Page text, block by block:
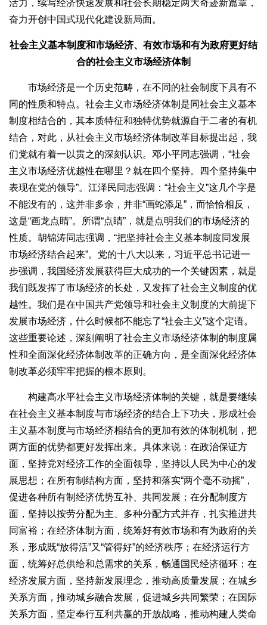
活力，续写经济快速发展和社会长期稳定两大奇迹新篇章，
奋力开创中国式现代化建设新局面。
社会主义基本制度和市场经济、有效市场和有为政府更好结
合的社会主义市场经济体制
市场经济是一个历史范畴，在不同的社会制度下具有不
同的性质和特点。社会主义市场经济体制是同社会主义基本
制度相结合的，其本质特征和独特优势就源自于二者的有机
结合，对此，从社会主义市场经济体制改革目标提出起，我
们党就有着一以贯之的深刻认识。邓小平同志强调，“社会
主义市场经济优越性在哪里？就在四个坚持。四个坚持集中
表现在党的领导”。江泽民同志强调：“社会主义”这几个字是
不能没有的，这并非多余，并非“画蛇添足”，而恰恰相反，
这是“画龙点睛”。所谓“点睛”，就是点明我们的市场经济的
性质。胡锦涛同志强调，“把坚持社会主义基本制度同发展
市场经济结合起来”。党的十八大以来，习近平总书记进一
步强调，我国经济发展获得巨大成功的一个关键因素，就是
我们既发挥了市场经济的长处，又发挥了社会主义制度的优
越性。我们是在中国共产党领导和社会主义制度的大前提下
发展市场经济，什么时候都不能忘了“社会主义”这个定语。
这些重要论述，深刻阐明了社会主义市场经济体制的制度属
性和全面深化经济体制改革的正确方向，是全面深化经济体
制改革必须牢牢把握的根本原则。
构建高水平社会主义市场经济体制的关键，就是要继续
在社会主义基本制度与市场经济的结合上下功夫，形成社会
主义基本制度与市场经济相结合的更加有效的体制机制，把
两方面的优势都更好发挥出来。具体来说：在政治保证方
面，坚持党对经济工作的全面领导，坚持以人民为中心的发
展思想；在所有制结构方面，坚持和落实“两个毫不动摇”，
促进各种所有制经济优势互补、共同发展；在分配制度方
面，坚持以按劳分配为主、多种分配方式并存，扎实推进共
同富裕；在经济体制方面，统筹好有效市场和有为政府的关
系，形成既“放得活”又“管得好”的经济秩序；在经济运行方
面，统筹好总供给和总需求的关系，畅通国民经济循环；在
经济发展方面，坚持新发展理念，推动高质量发展；在城乡
关系方面，推动城乡融合发展，促进城乡共同繁荣；在国际
关系方面，坚定奉行互利共赢的开放战略，推动构建人类命